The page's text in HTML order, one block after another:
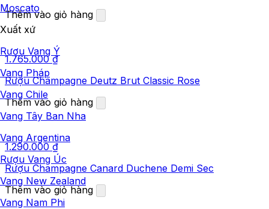
Moscato
Xuất xứ
Rượu Vang Ý
Vang Pháp
Vang Chile
Vang Tây Ban Nha
Vang Argentina
Rượu Vang Úc
Vang New Zealand
Vang Nam Phi
Thêm vào giỏ hàng
1.765.000₫
Rượu Champagne Deutz Brut Classic Rose
Thêm vào giỏ hàng
1.290.000 ₫
Rượu Champagne Canard Duchene Demi Sec
Thêm vào giỏ hàng